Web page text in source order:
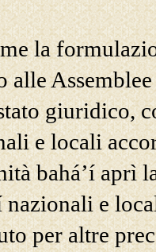
la
alle
giuridico,
e locali
bahá’í aprì
nazionali e
per altre